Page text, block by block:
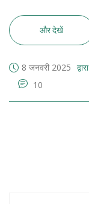
और देखें
8 जनवरी 2025
10